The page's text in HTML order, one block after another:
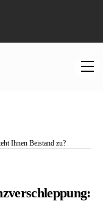
Ihnen Beistand zu?